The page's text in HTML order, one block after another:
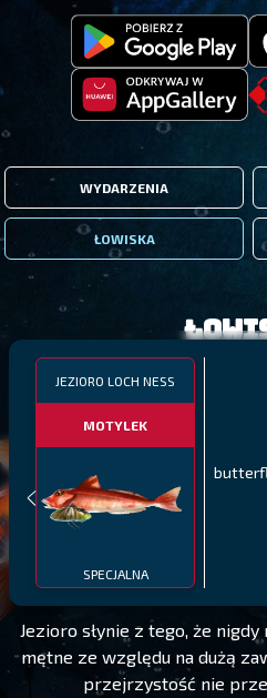
WYDARZENIA
ŁOWISKA
JEZIORO LOCH NESS
MOTYLEK
SPECJALNA
Jezioro słynie z tego, że
mętne ze względu na dużą
przejrzystość nie